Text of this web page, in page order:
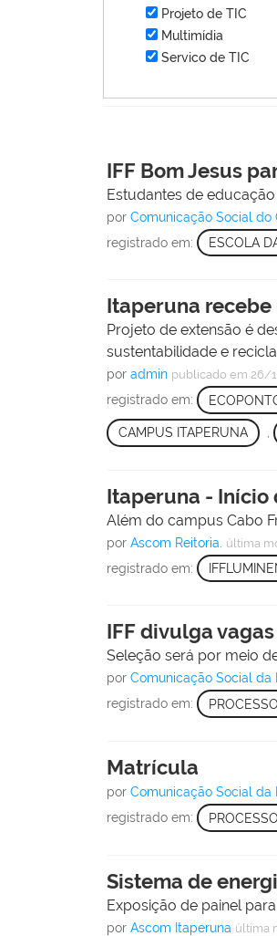
Projeto de TIC
Multimídia
Servico de TIC
IFF Bom Jesus
Estudantes de
porComunicação Social do
registrado em: ESCOLA
Itaperuna recebe
Projeto de extensão é
sustentabilidade e
poradmin publicado em 26/
registrado em:
CAMPUS ITAPERUNA ,
Itaperuna - Início
Além do campus Cabo
porAscom Reitoria. última
registrado em:
IFF divulga
Seleção será por meio
porComunicação Social da
registrado em:
Matrícula
porComunicação Social da
registrado em:
Sistema de
Exposição de painel
porAscom Itaperuna última